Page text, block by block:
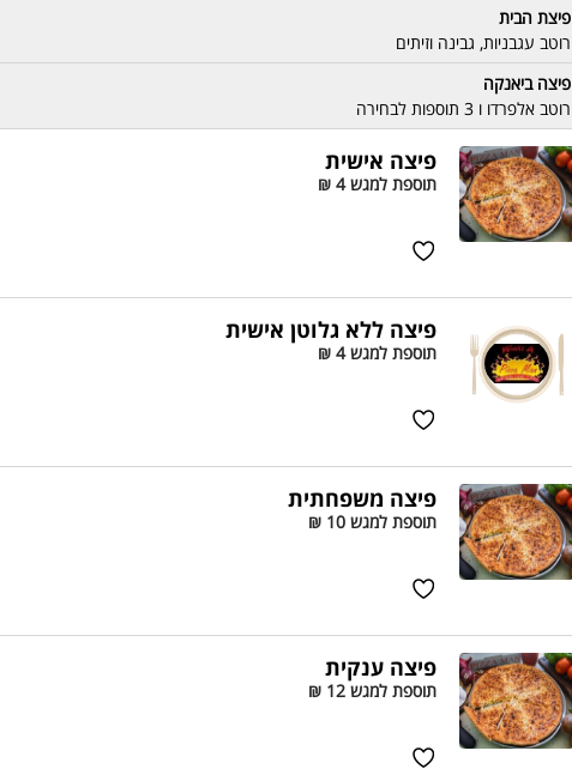
פיצת הבית
רוטב עגבניות, גבינה וזיתים
פיצה ביאנקה
רוטב אלפרדו ו 3 תוספות לבחירה
פיצה אישית
תוספת למגש 4 ₪
פיצה ללא גלוטן אישית
תוספת למגש 4 ₪
פיצה משפחתית
תוספת למגש 10 ₪
פיצה ענקית
תוספת למגש 12 ₪